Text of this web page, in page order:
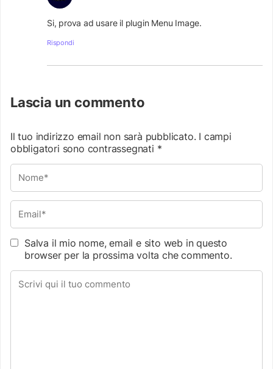
Si, prova ad usare il plugin Menu Image.
Rispondi
Lascia un commento
Il tuo indirizzo email non sarà pubblicato. I campi
obbligatori sono contrassegnati *
Salva il mio nome, email e sito web in questo
browser per la prossima volta che commento.